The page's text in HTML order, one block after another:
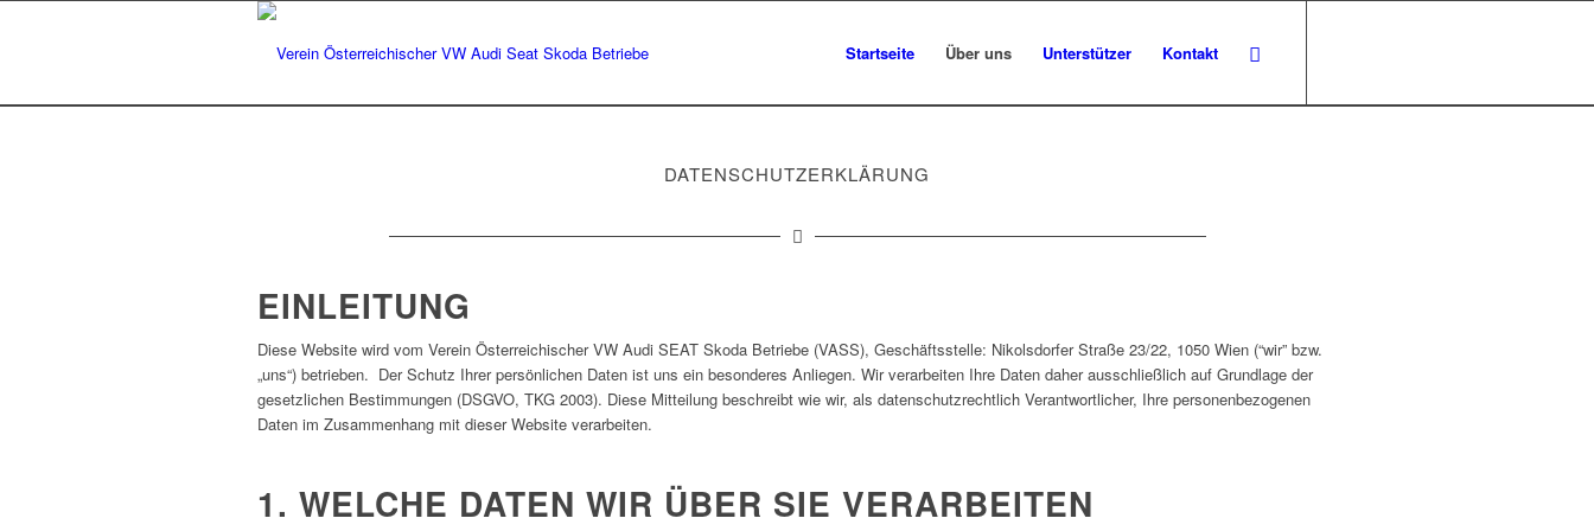
Startseite Über uns Unterstützer Kontakt
DATENSCHUTZERKLÄRUNG
EINLEITUNG
Diese Website wird vom Verein Österreichischer VW Audi SEAT Skoda Betriebe (VASS), Geschäftsstelle: Nikolsdorfer Straße 23/22, 1050 Wien (“wir” bzw.
„uns“) betrieben. Der Schutz Ihrer persönlichen Daten ist uns ein besonderes Anliegen. Wir verarbeiten Ihre Daten daher ausschließlich auf Grundlage der
gesetzlichen Bestimmungen (DSGVO, TKG 2003). Diese Mitteilung beschreibt wie wir, als datenschutzrechtlich Verantwortlicher, Ihre personenbezogenen
Daten im Zusammenhang mit dieser Website verarbeiten.
1. WELCHE DATEN WIR ÜBER SIE VERARBEITEN